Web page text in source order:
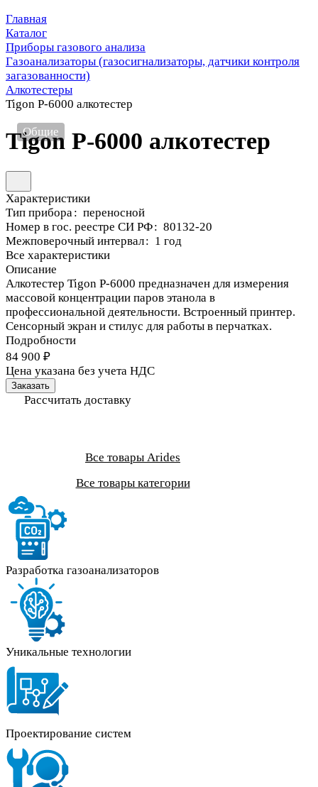
Главная
Каталог
Приборы газового анализа
Газоанализаторы (газосигнализаторы, датчики контроля
загазованности)
Алкотестеры
Tigon P-6000 алкотестер
Tigon P-6000 алкотестер
Характеристики
Тип прибора : переносной
Номер в гос. реестре СИ РФ: 80132-20
Межповерочный интервал: 1 год
Все характеристики
Описание
Алкотестер Tigon P-6000 предназначен для измерения
массовой концентрации паров этанола в
профессиональной деятельности. Встроенный принтер.
Сенсорный экран и стилус для работы в перчатках.
Подробности
84 900 ₽
Цена указана без учета НДС
Заказать
Рассчитать доставку
Все товары Arides
Все товары категории
Разработка газоанализаторов
Уникальные технологии
Проектирование систем
Общие